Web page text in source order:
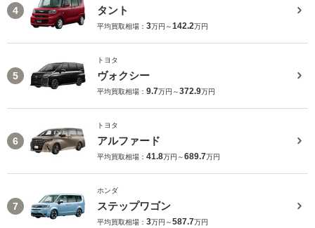
4 タント
平均買取相場： 3万円～142.2万円
5
トヨタ
ヴォクシー
平均買取相場： 9.7万円～372.9万円
6
トヨタ
アルファード
平均買取相場： 41.8万円～689.7万円
7
ホンダ
ステップワゴン
平均買取相場： 3万円～587.7万円